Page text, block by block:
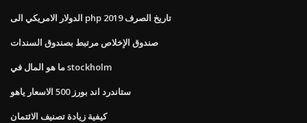
الدولار الامريكي الى php تاريخ الصرف 2019
صندوق الإخلاص مرتبط بصندوق السندات
ما هو المال في stockholm
ستاندرد اند بورز 500 الاسعار ياهو
كيفية زيادة تصنيف الائتمان